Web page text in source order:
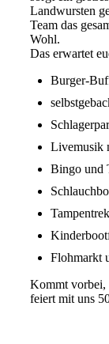
Landwursten
Team das
Wohl.
Das erwartet
Burger-
Livemusik
Bingo und
Flohmarkt
Kommt vorbei,
feiert mit uns